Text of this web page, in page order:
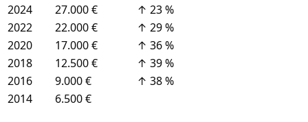
2024
27.000 € ↑ 23%
2022
22.000 € ↑ 29%
2020
17.000 € ↑ 36%
2018
12.500 € ↑ 39%
2016
9.000 € ↑ 38%
2014
6.500 €